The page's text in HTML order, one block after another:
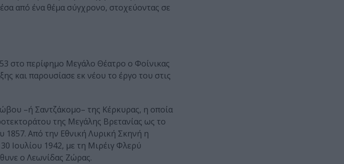
από ένα θέμα σύγχρονο, στοχεύοντας σε
στο περίφημο Μεγάλο Θέατρο ο Φοίνικας
και παρουσίασε εκ νέου το έργο του στις
–ή Σαντζάκομο– της Κέρκυρας, η οποία
της Μεγάλης Βρετανίας ως το
1857. Από την Εθνική Λυρική Σκηνή η
Ιουλίου 1942, με τη Μιρέιγ Φλερύ
ο Λεωνίδας Ζώρας.